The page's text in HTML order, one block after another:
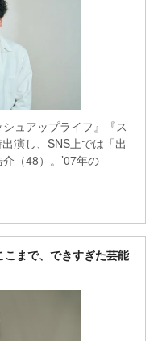
ュアップライフ』『ス
演し、SNS上では「出
（48）。’07年の
まで、できすぎた芸能